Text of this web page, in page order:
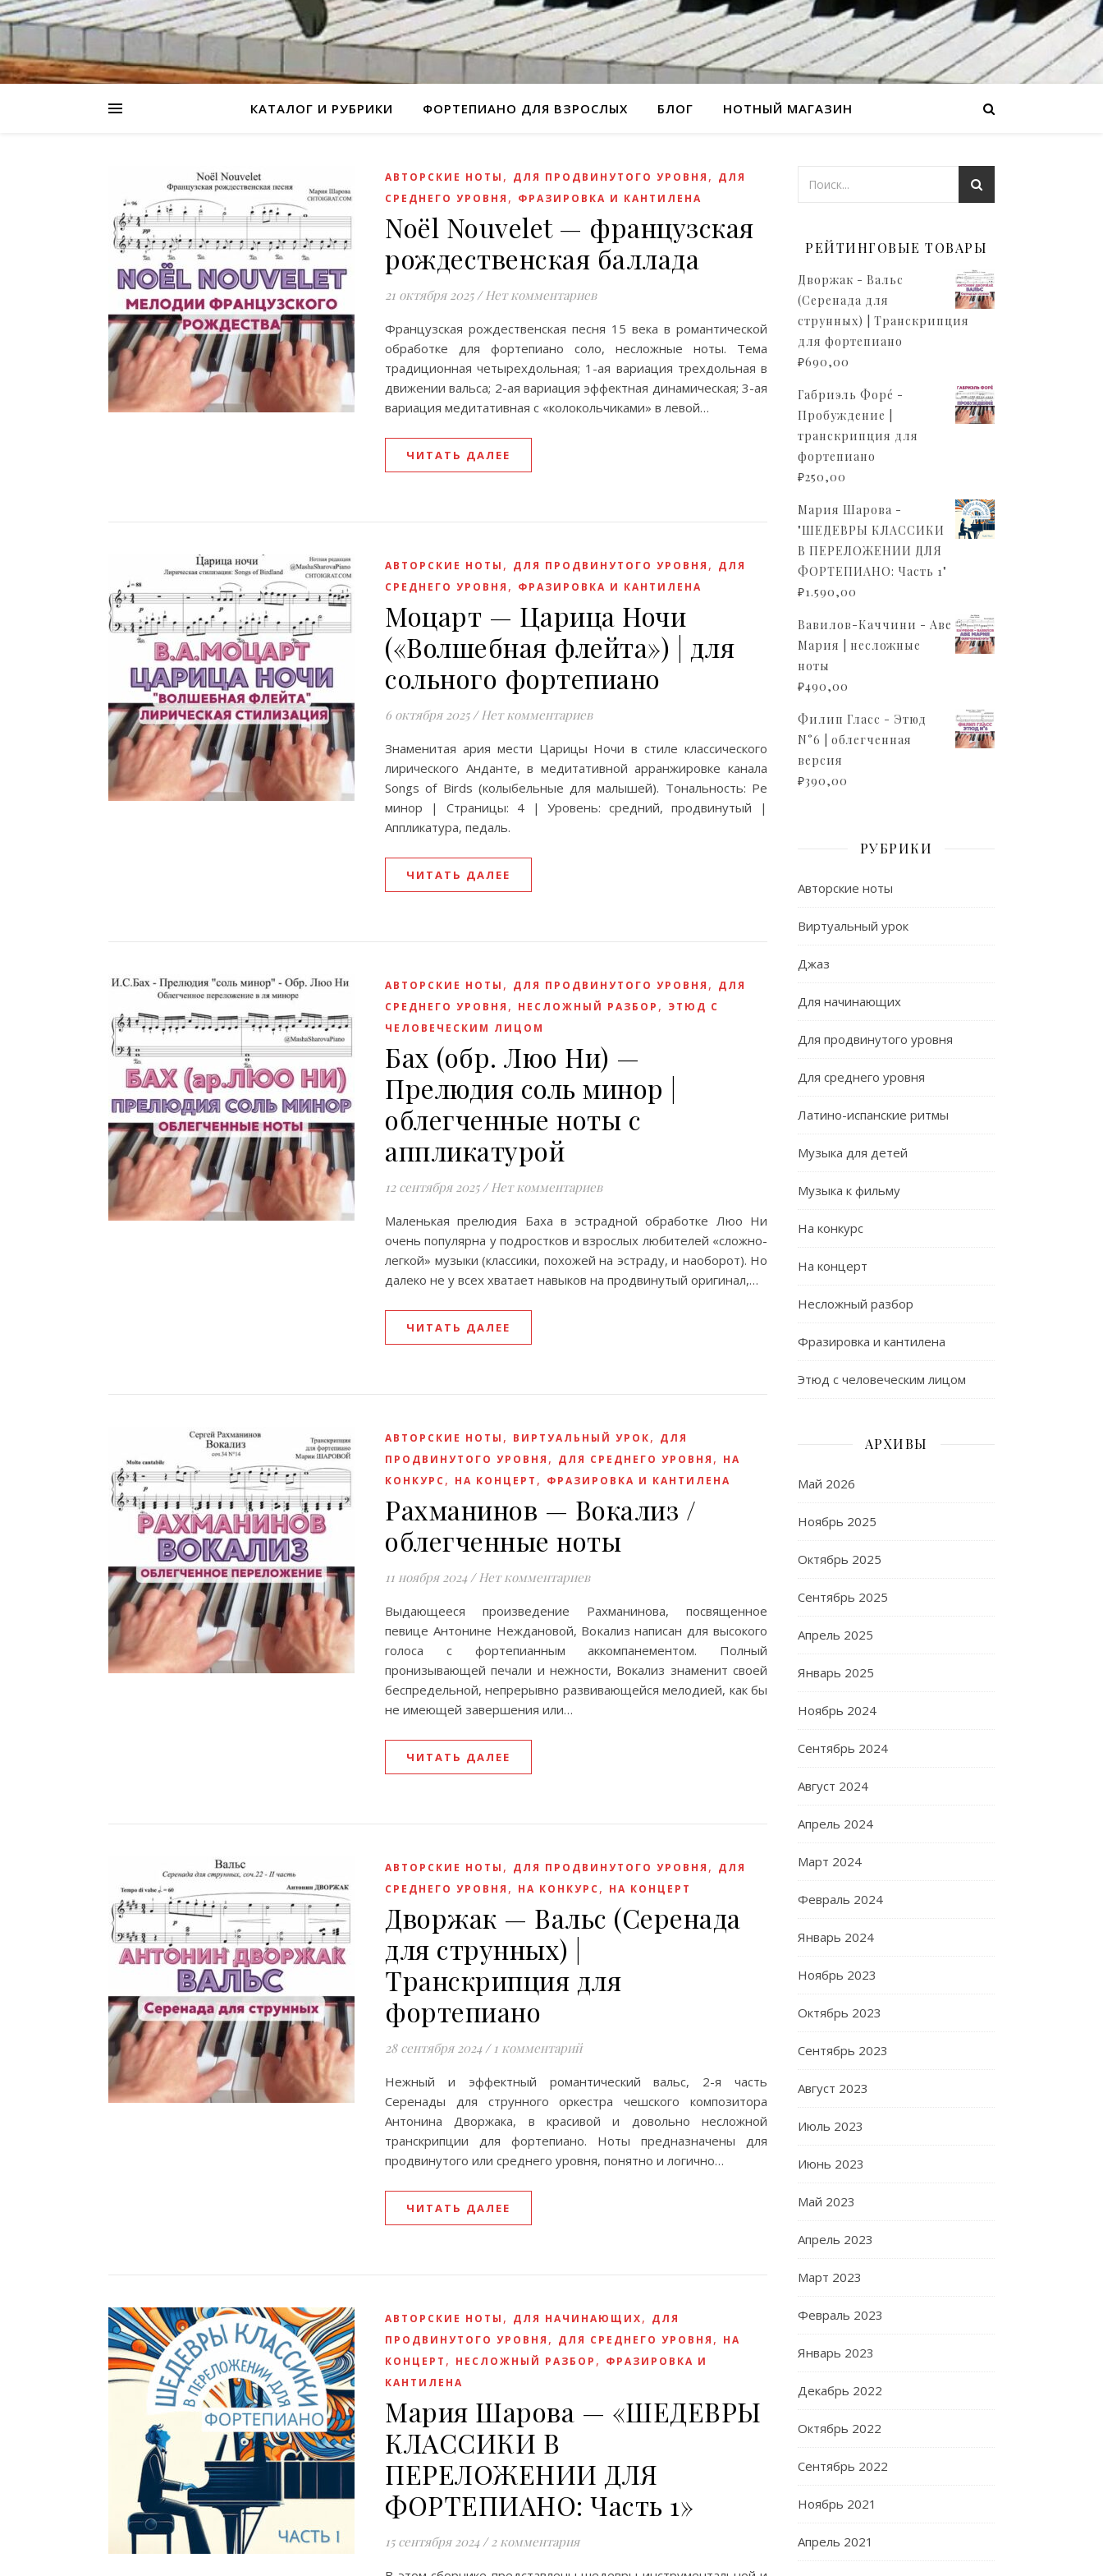
КАТАЛОГ И РУБРИКИ ФОРТЕПИАНО ДЛЯ ВЗРОСЛЫХ БЛОГ НОТНЫЙ МАГАЗИН
АВТОРСКИЕ НОТЫ , ДЛЯ ПРОДВИНУТОГО УРОВНЯ , ДЛЯ
СРЕДНЕГО УРОВНЯ , ФРАЗИРОВКА И КАНТИЛЕНА
Noël Nouvelet — французская
рождественская баллада
21 октября 2025 / Нет комментариев
Французская рождественская песня 15 века в романтической
обработке для фортепиано соло, несложные ноты. Тема
традиционная четырехдольная; 1-ая вариация трехдольная в
движении вальса; 2-ая вариация эффектная динамическая; 3-ая
вариация медитативная с «колокольчиками» в левой…
ЧИТАТЬ ДАЛЕЕ
АВТОРСКИЕ НОТЫ , ДЛЯ ПРОДВИНУТОГО УРОВНЯ , ДЛЯ
СРЕДНЕГО УРОВНЯ , ФРАЗИРОВКА И КАНТИЛЕНА
Моцарт — Царица Ночи
(«Волшебная флейта») | для
сольного фортепиано
6 октября 2025 / Нет комментариев
Знаменитая ария мести Царицы Ночи в стиле классического
лирического Анданте, в медитативной арранжировке канала
Songs of Birds (колыбельные для малышей). Тональность: Ре
минор | Страницы: 4 | Уровень: средний, продвинутый |
Аппликатура, педаль.
ЧИТАТЬ ДАЛЕЕ
АВТОРСКИЕ НОТЫ , ДЛЯ ПРОДВИНУТОГО УРОВНЯ , ДЛЯ
СРЕДНЕГО УРОВНЯ , НЕСЛОЖНЫЙ РАЗБОР , ЭТЮД С
ЧЕЛОВЕЧЕСКИМ ЛИЦОМ
Бах (обр. Люо Ни) —
Прелюдия соль минор |
облегченные ноты с
аппликатурой
12 сентября 2025 / Нет комментариев
Маленькая прелюдия Баха в эстрадной обработке Люо Ни
очень популярна у подростков и взрослых любителей «сложно-
легкой» музыки (классики, похожей на эстраду, и наоборот). Но
далеко не у всех хватает навыков на продвинутый оригинал,…
ЧИТАТЬ ДАЛЕЕ
АВТОРСКИЕ НОТЫ , ВИРТУАЛЬНЫЙ УРОК, ДЛЯ
ПРОДВИНУТОГО УРОВНЯ , ДЛЯ СРЕДНЕГО УРОВНЯ , НА
КОНКУРС , НА КОНЦЕРТ , ФРАЗИРОВКА И КАНТИЛЕНА
Рахманинов — Вокализ /
облегченные ноты
11 ноября 2024 / Нет комментариев
Выдающееся произведение Рахманинова, посвященное
певице Антонине Неждановой, Вокализ написан для высокого
голоса с фортепианным аккомпанементом. Полный
пронизывающей печали и нежности, Вокализ знаменит своей
беспредельной, непрерывно развивающейся мелодией, как бы
не имеющей завершения или…
ЧИТАТЬ ДАЛЕЕ
АВТОРСКИЕ НОТЫ , ДЛЯ ПРОДВИНУТОГО УРОВНЯ , ДЛЯ
СРЕДНЕГО УРОВНЯ , НА КОНКУРС , НА КОНЦЕРТ
Дворжак — Вальс (Серенада
для струнных) |
Транскрипция для
фортепиано
28 сентября 2024 / 1 комментарий
Нежный и эффектный романтический вальс, 2-я часть
Серенады для струнного оркестра чешского композитора
Антонина Дворжака, в красивой и довольно несложной
транскрипции для фортепиано. Ноты предназначены для
продвинутого или среднего уровня, понятно и логично…
ЧИТАТЬ ДАЛЕЕ
АВТОРСКИЕ НОТЫ , ДЛЯ НАЧИНАЮЩИХ, ДЛЯ
ПРОДВИНУТОГО УРОВНЯ , ДЛЯ СРЕДНЕГО УРОВНЯ , НА
КОНЦЕРТ , НЕСЛОЖНЫЙ РАЗБОР , ФРАЗИРОВКА И
КАНТИЛЕНА
Мария Шарова — «ШЕДЕВРЫ
КЛАССИКИ В
ПЕРЕЛОЖЕНИИ ДЛЯ
ФОРТЕПИАНО: Часть 1»
15 сентября 2024 / 2 комментария
РЕЙТИНГОВЫЕ ТОВАРЫ
Дворжак - Вальс
(Серенада для
струнных) | Транскрипция
для фортепиано
₽690,00
Габриэль Форé -
Пробуждение |
транскрипция для
фортепиано
₽250,00
Мария Шарова -
"ШЕДЕВРЫ КЛАССИКИ
В ПЕРЕЛОЖЕНИИ ДЛЯ
ФОРТЕПИАНО: Часть 1"
₽1.590,00
Вавилов-Каччини - Аве
Мария | несложные
ноты
₽490,00
Филип Гласс - Этюд
N°6 | облегченная
версия
₽390,00
РУБРИКИ
Авторские ноты
Виртуальный урок
Джаз
Для начинающих
Для продвинутого уровня
Для среднего уровня
Латино-испанские ритмы
Музыка для детей
Музыка к фильму
На конкурс
На концерт
Несложный разбор
Фразировка и кантилена
Этюд с человеческим лицом
АРХИВЫ
Май 2026
Ноябрь 2025
Октябрь 2025
Сентябрь 2025
Апрель 2025
Январь 2025
Ноябрь 2024
Сентябрь 2024
Август 2024
Апрель 2024
Март 2024
Февраль 2024
Январь 2024
Ноябрь 2023
Октябрь 2023
Сентябрь 2023
Август 2023
Июль 2023
Июнь 2023
Май 2023
Апрель 2023
Март 2023
Февраль 2023
Январь 2023
Декабрь 2022
Октябрь 2022
Сентябрь 2022
Ноябрь 2021
Апрель 2021